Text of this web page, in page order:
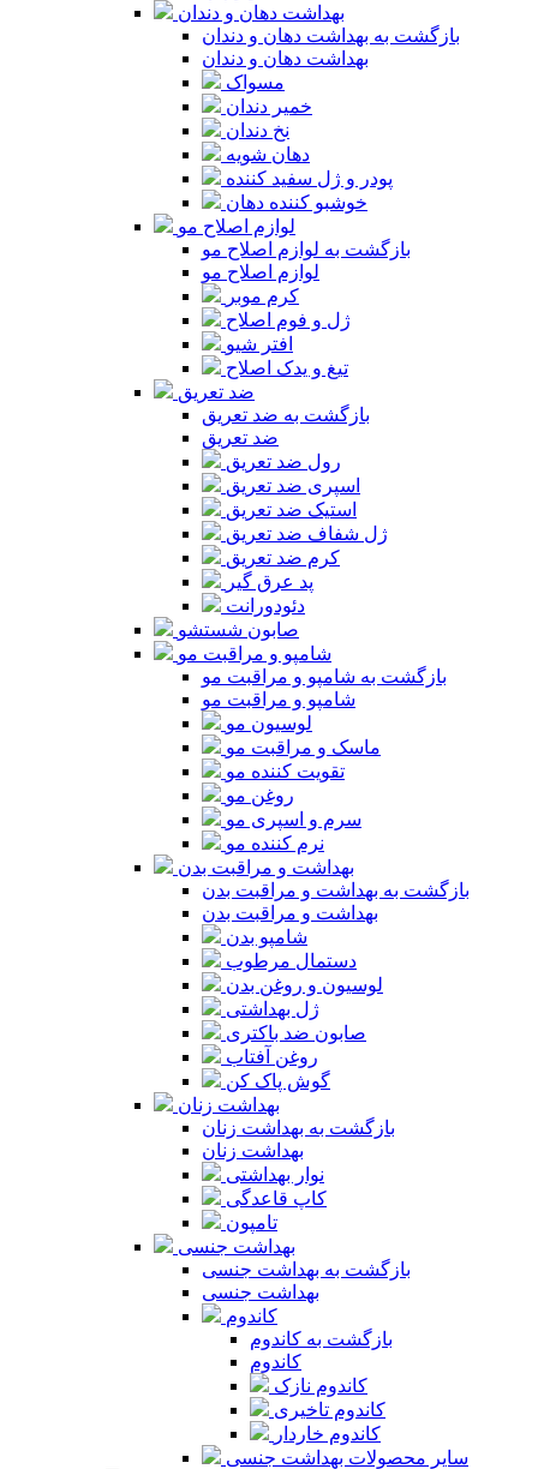
بهداشت دهان و دندان
بازگشت به بهداشت دهان و دندان
بهداشت دهان و دندان
مسواک
خمیر دندان
نخ دندان
دهان شویه
پودر و ژل سفید کننده
خوشبو کننده دهان
لوازم اصلاح مو
بازگشت به لوازم اصلاح مو
لوازم اصلاح مو
کرم موبر
ژل و فوم اصلاح
افتر شیو
تیغ و یدک اصلاح
ضد تعریق
بازگشت به ضد تعریق
ضد تعریق
رول ضد تعریق
اسپری ضد تعریق
استیک ضد تعریق
ژل شفاف ضد تعریق
کرم ضد تعریق
پد عرق گیر
دئودورانت
صابون شستشو
شامپو و مراقبت مو
بازگشت به شامپو و مراقبت مو
شامپو و مراقبت مو
لوسیون مو
ماسک و مراقبت مو
تقویت کننده مو
روغن مو
سرم و اسپری مو
نرم کننده مو
بهداشت و مراقبت بدن
بازگشت به بهداشت و مراقبت بدن
بهداشت و مراقبت بدن
شامپو بدن
دستمال مرطوب
لوسیون و روغن بدن
ژل بهداشتی
صابون ضد باکتری
روغن آفتاب
گوش پاک کن
بهداشت زنان
بازگشت به بهداشت زنان
بهداشت زنان
نوار بهداشتی
کاپ قاعدگی
تامپون
بهداشت جنسی
بازگشت به بهداشت جنسی
بهداشت جنسی
کاندوم
بازگشت به کاندوم
کاندوم
کاندوم نازک
کاندوم تاخیری
کاندوم خاردار
سایر محصولات بهداشت جنسی